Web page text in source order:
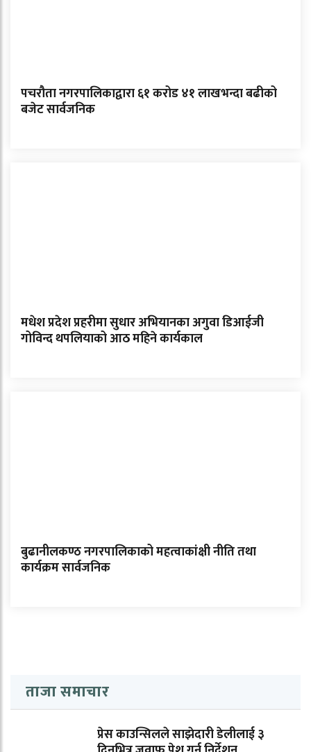
पचरौता नगरपालिकाद्वारा ६१ करोड ४१ लाखभन्दा बढीको
बजेट सार्वजनिक
मधेश प्रदेश प्रहरीमा सुधार अभियानका अगुवा डिआईजी
गोविन्द थपलियाको आठ महिने कार्यकाल
बुढानीलकण्ठ नगरपालिकाको महत्वाकांक्षी नीति तथा
कार्यक्रम सार्वजनिक
ताजा समाचार
प्रेस काउन्सिलले साझेदारी डेलीलाई ३